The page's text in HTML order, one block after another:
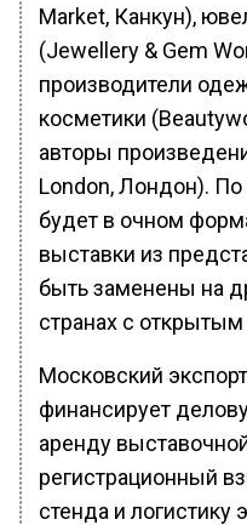
Market, Канкун),
(Jewellery & Gem
производители
косметики
авторы
London, Лондон).
будет в очном
выставки из
быть заменены на
странах с
Московский
финансирует
аренду
регистрационный
стенда и логистику